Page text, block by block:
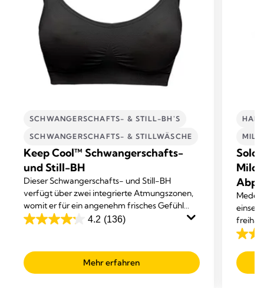
SCHWANGERSCHAFTS- & STILL-BH'S
SCHWANGERSCHAFTS- & STILLWÄSCHE
Keep Cool™ Schwangerschafts-
und Still-BH
Dieser Schwangerschafts- und Still-BH
verfügt über zwei integrierte Atmungszonen,
womit er für ein angenehm frisches Gefühl
sorgt.
4.2 (136)
4.2
of
5
Mehr erfahren
4.5
out
of